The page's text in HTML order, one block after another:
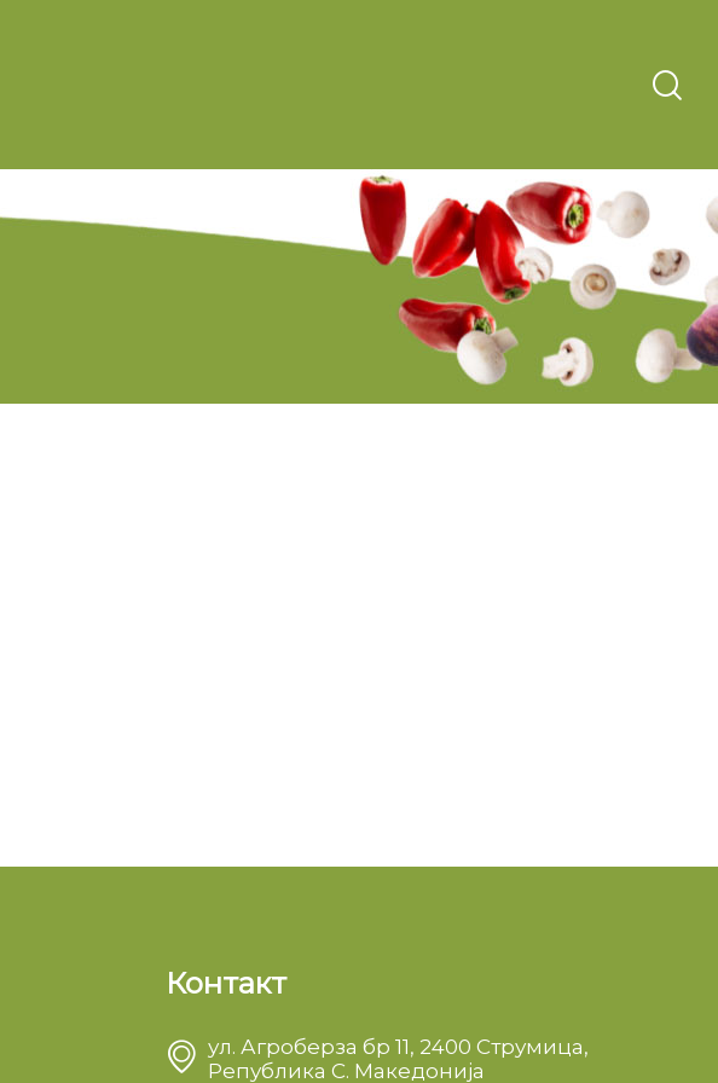
Контакт
ул. Агроберза бр 11, 2400 Струмица,
Република С. Македонија